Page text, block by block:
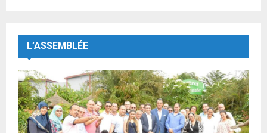
L’ASSEMBLÉE